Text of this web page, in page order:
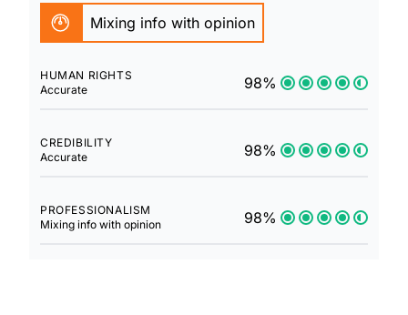
Mixing info with opinion
HUMAN RIGHTS
Accurate
98%
CREDIBILITY
Accurate
98%
PROFESSIONALISM
Mixing info with opinion
98%